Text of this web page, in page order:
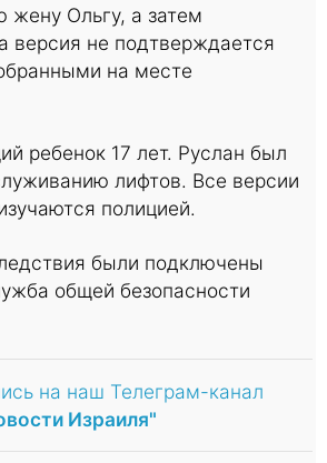
жену Ольгу, а затем
версия не подтверждается
на месте
ребенок 17 лет. Руслан был
лифтов. Все версии
полицией.
были подключены
общей безопасности
на наш Телеграм-канал
Израиля"